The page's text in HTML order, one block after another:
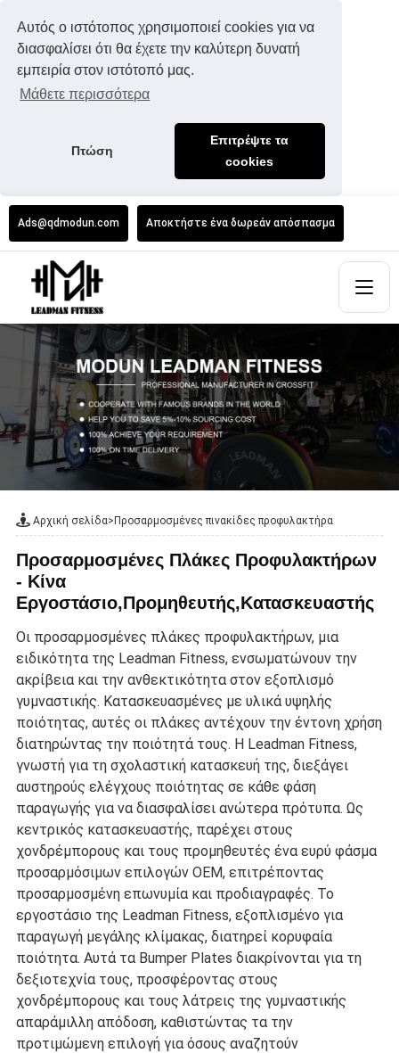
Αυτός ο ιστότοπος χρησιμοποιεί cookies για να
διασφαλίσει ότι θα έχετε την καλύτερη δυνατή
εμπειρία στον ιστότοπό μας.
Μάθετε περισσότερα
Πτώση
Επιτρέψτε τα
cookies
Ads@qdmodun.com Αποκτήστε ένα δωρεάν απόσπασμα
Αρχική σελίδα>Προσαρμοσμένες πινακίδες προφυλακτήρα
Προσαρμοσμένες Πλάκες Προφυλακτήρων
- Κίνα
Εργοστάσιο,Προμηθευτής,Κατασκευαστής
Οι προσαρμοσμένες πλάκες προφυλακτήρων, μια
ειδικότητα της Leadman Fitness, ενσωματώνουν την
ακρίβεια και την ανθεκτικότητα στον εξοπλισμό
γυμναστικής. Κατασκευασμένες με υλικά υψηλής
ποιότητας, αυτές οι πλάκες αντέχουν την έντονη χρήση
διατηρώντας την ποιότητά τους. Η Leadman Fitness,
γνωστή για τη σχολαστική κατασκευή της, διεξάγει
αυστηρούς ελέγχους ποιότητας σε κάθε φάση
παραγωγής για να διασφαλίσει ανώτερα πρότυπα. Ως
κεντρικός κατασκευαστής, παρέχει στους
χονδρέμπορους και τους προμηθευτές ένα ευρύ φάσμα
προσαρμόσιμων επιλογών OEM, επιτρέποντας
προσαρμοσμένη επωνυμία και προδιαγραφές. Το
εργοστάσιο της Leadman Fitness, εξοπλισμένο για
παραγωγή μεγάλης κλίμακας, διατηρεί κορυφαία
ποιότητα. Αυτά τα Bumper Plates διακρίνονται για τη
δεξιοτεχνία τους, προσφέροντας στους
χονδρέμπορους και τους λάτρεις της γυμναστικής
απαράμιλλη απόδοση, καθιστώντας τα την
προτιμώμενη επιλογή για όσους αναζητούν